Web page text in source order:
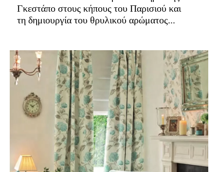
Γκεστάπο στους κήπους του Παρισιού και
τη δημιουργία του θρυλικού αρώματος...